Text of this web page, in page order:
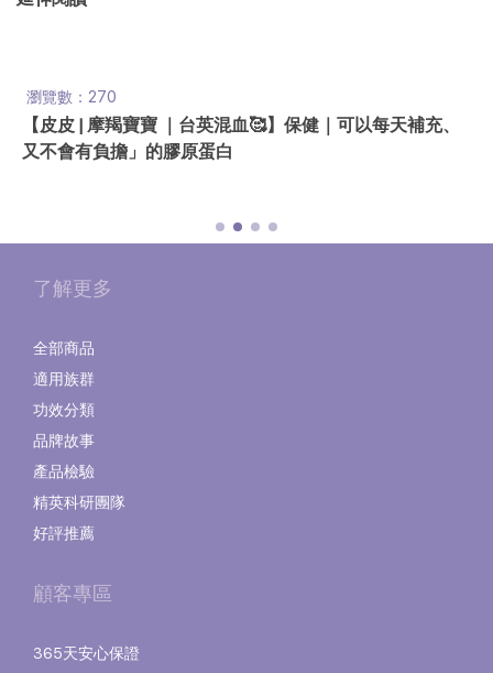
瀏覽數：270
【皮皮 | 摩羯寶寶 ｜台英混血🥰】保健｜可以每天補充、
又不會有負擔」的膠原蛋白
了解更多
全部商品
適用族群
功效分類
品牌故事
產品檢驗
精英科研團隊
好評推薦
顧客專區
365天安心保證